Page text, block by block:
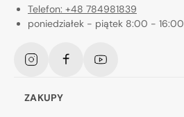
Telefon: +48 784981839
poniedziałek - piątek 8:00 - 16:00
InstagramFacebookYouTube
ZAKUPY